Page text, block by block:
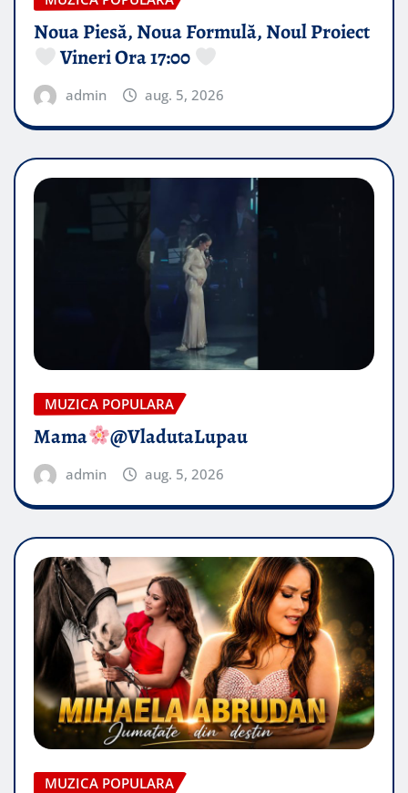
Noua Piesă, Noua Formulă, Noul Proiect
Vineri Ora 17:00
admin aug. 5, 2026
MUZICA POPULARA
Mama @VladutaLupau
admin aug. 5, 2026
MUZICA POPULARA